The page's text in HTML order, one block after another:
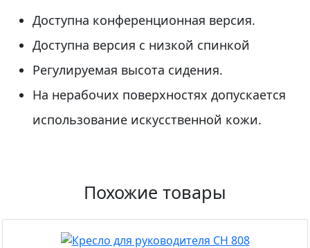
Доступна конференционная версия.
Доступна версия с низкой спинкой
Регулируемая высота сидения.
На нерабочих поверхностях допускается
использование искусственной кожи.
Похожие товары